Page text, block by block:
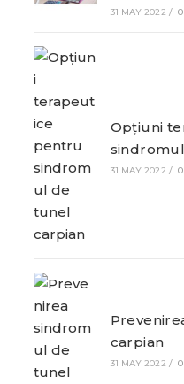
31 MAY 2022 /
Opțiuni
31 MAY 2022 /
carpian
31 MAY 2022 /